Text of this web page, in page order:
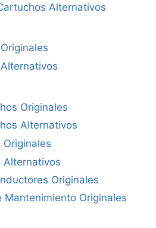
Alternativos
Originales
Alternativos
Originales
Alternativos
Originales
Mantenimiento Originales